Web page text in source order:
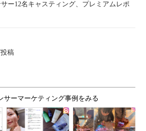
ー12名キャスティング、プレミアムレポ
稿
サーマーケティング事例をみる